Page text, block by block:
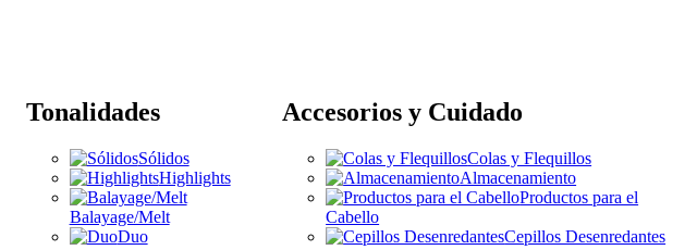
Tonalidades
Sólidos
Highlights
Balayage/Melt
Duo
Accesorios y Cuidado
Colas y Flequillos
Almacenamiento
Productos para el
Cabello
Cepillos Desenredantes